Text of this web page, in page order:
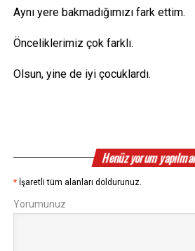
Aynı yere bakmadığımızı fark ettim.
Önceliklerimiz çok farklı.
Olsun, yine de iyi çocuklardı.
Henüz yorum
* İşaretli tüm alanları doldurunuz.
Yorumunuz